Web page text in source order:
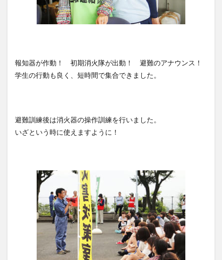
報知器が作動！ 初期消火隊が出動！ 避難のアナウンス！
学生の行動も良く、短時間で集合できました。
避難訓練後は消火器の操作訓練を行いました。
いざという時に使えますように！